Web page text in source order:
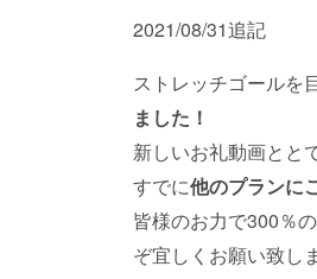
2021/08/31追記
ストレッチゴールを
ました！
新しいお礼動画とと
すでに他のプランに
皆様のお力で300％
ぞ宜しくお願い致し